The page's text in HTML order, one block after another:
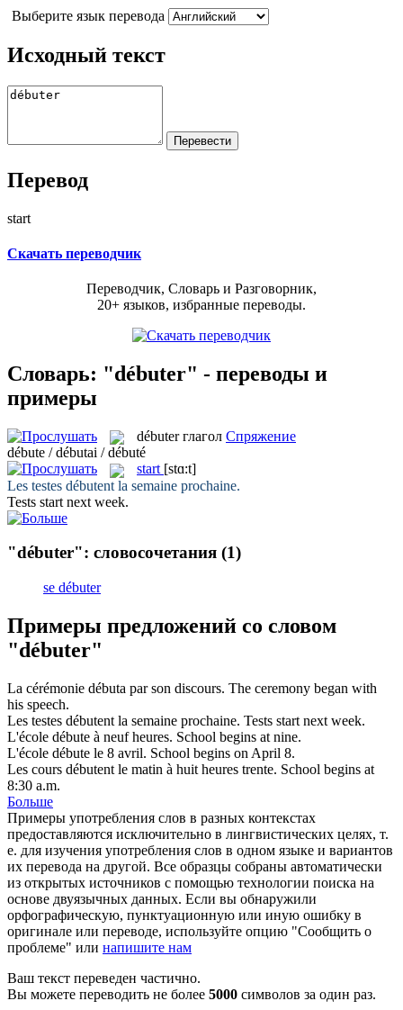
Выберите язык перевода
Исходный текст
Перевод
start
Скачать переводчик
Переводчик, Словарь и Разговорник,
20+ языков, избранные переводы.
Словарь: "débuter" - переводы и
примеры
débuter глагол Спряжение
débute / débutai / débuté
start [stɑ:t]
Les testes débutent la semaine prochaine.
Tests start next week.
"débuter": словосочетания (1)
se débuter
Примеры предложений со словом
"débuter"
La cérémonie débuta par son discours. The ceremony began with
his speech.
Les testes débutent la semaine prochaine. Tests start next week.
L'école débute à neuf heures. School begins at nine.
L'école débute le 8 avril. School begins on April 8.
Les cours débutent le matin à huit heures trente. School begins at
8:30 a.m.
Больше
Примеры употребления слов в разных контекстах
предоставляются исключительно в лингвистических целях, т.
е. для изучения употребления слов в одном языке и вариантов
их перевода на другой. Все образцы собраны автоматически
из открытых источников с помощью технологии поиска на
основе двуязычных данных. Если вы обнаружили
орфографическую, пунктуационную или иную ошибку в
оригинале или переводе, используйте опцию "Сообщить о
проблеме" или напишите нам
Ваш текст переведен частично.
Вы можете переводить не более 5000 символов за один раз.